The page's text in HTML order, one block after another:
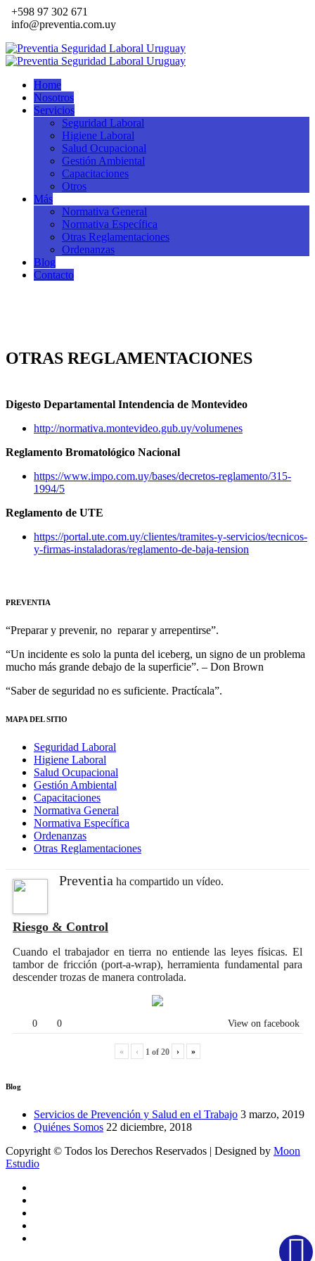
+598 97 302 671
info@preventia.com.uy
Home
Nosotros
Servicios
Seguridad Laboral
Higiene Laboral
Salud Ocupacional
Gestión Ambiental
Capacitaciones
Otros
Más
Normativa General
Normativa Específica
Otras Reglamentaciones
Ordenanzas
Blog
Contacto
OTRAS REGLAMENTACIONES
Digesto Departamental Intendencia de Montevideo
http://normativa.montevideo.gub.uy/volumenes
Reglamento Bromatológico Nacional
https://www.impo.com.uy/bases/decretos-reglamento/315-
1994/5
Reglamento de UTE
https://portal.ute.com.uy/clientes/tramites-y-servicios/tecnicos-
y-firmas-instaladoras/reglamento-de-baja-tension
PREVENTIA
“Preparar y prevenir, no reparar y arrepentirse”.
“Un incidente es solo la punta del iceberg, un signo de un problema
mucho más grande debajo de la superficie”. – Don Brown
“Saber de seguridad no es suficiente. Practícala”.
MAPA DEL SITIO
Seguridad Laboral
Higiene Laboral
Salud Ocupacional
Gestión Ambiental
Capacitaciones
Normativa General
Normativa Específica
Ordenanzas
Otras Reglamentaciones
Preventia ha compartido un vídeo.
Riesgo & Control
Cuando el trabajador en tierra no entiende las leyes físicas. El
tambor de fricción (port-a-wrap), herramienta fundamental para
descender trozas de manera controlada.
0 0 View on facebook
« ‹ 1 of 20 › »
Blog
Servicios de Prevención y Salud en el Trabajo 3 marzo, 2019
Quiénes Somos 22 diciembre, 2018
Copyright © Todos los Derechos Reservados | Designed by Moon
Estudio